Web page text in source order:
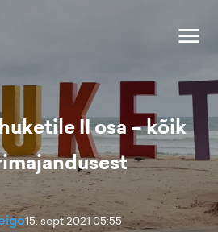
II osa – kõik
15. sept 2021 05:55